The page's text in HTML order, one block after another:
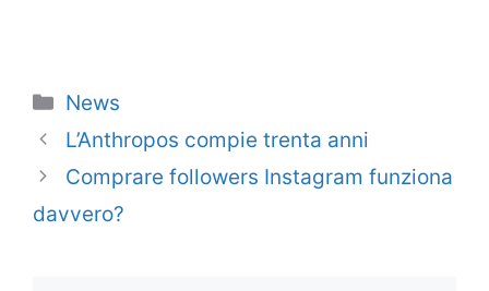
Categorie
News
L’Anthropos compie trenta anni
Comprare followers Instagram funziona
davvero?